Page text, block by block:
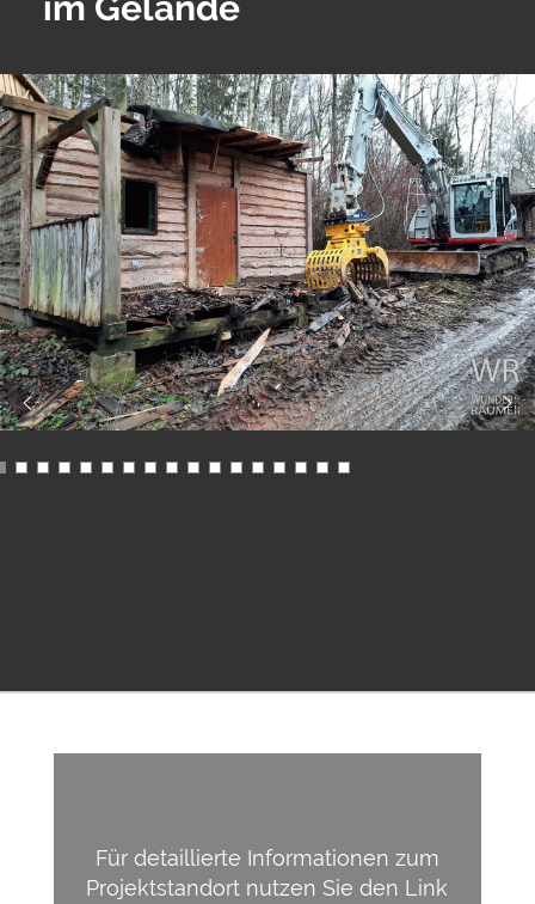
Für detaillierte Informationen zum
Projektstandort nutzen Sie den Link